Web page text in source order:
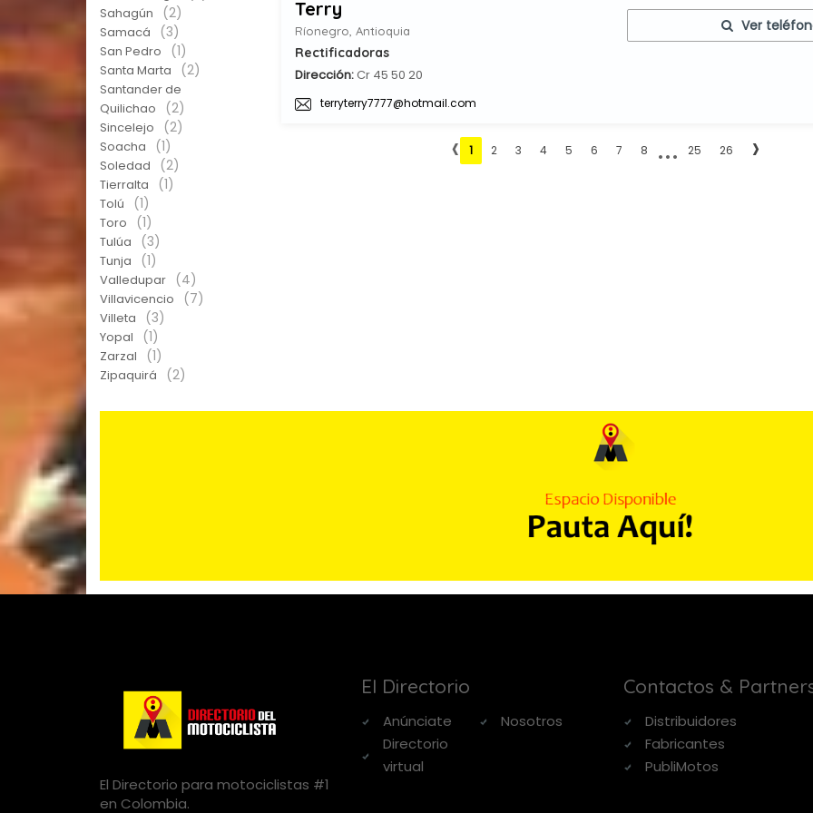
Sahagún (2)
Samacá (3)
San Pedro (1)
Santa Marta (2)
Santander de
Quilichao
(2)
Sincelejo (2)
Soacha (1)
Soledad (2)
Tierralta (1)
Tolú (1)
Toro (1)
Tulúa (3)
Tunja (1)
Valledupar (4)
Villavicencio (7)
Villeta (3)
Yopal (1)
Zarzal (1)
Zipaquirá (2)
Terry
Ríonegro, Antioquia
Rectificadoras
Dirección:Cr 45 50 20
terryterry7777@hotmail.com
Ver
‹ 1 2 3 4 5 6 7 8 ... 25 26 ›
El Directorio para motociclistas #1
en Colombia.
El Directorio
Anúnciate
Nosotros
Directorio
virtual
Contactos &
Distribuidores
Fabricantes
PubliMotos